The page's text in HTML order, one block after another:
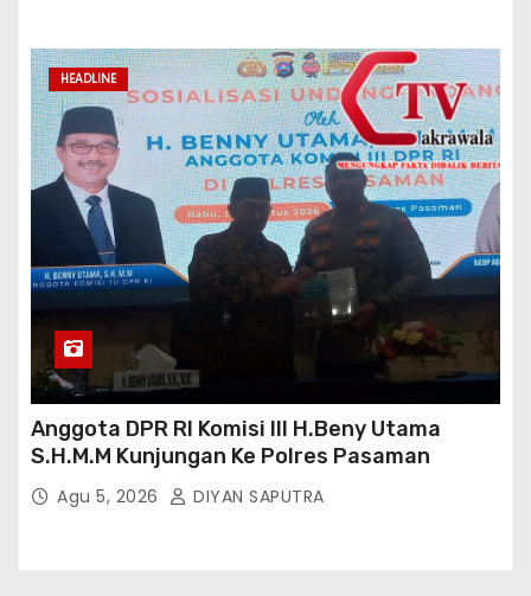
HEADLINE
Anggota DPR RI Komisi III H.Beny Utama
S.H.M.M Kunjungan Ke Polres Pasaman
Agu 5, 2026 DIYAN SAPUTRA